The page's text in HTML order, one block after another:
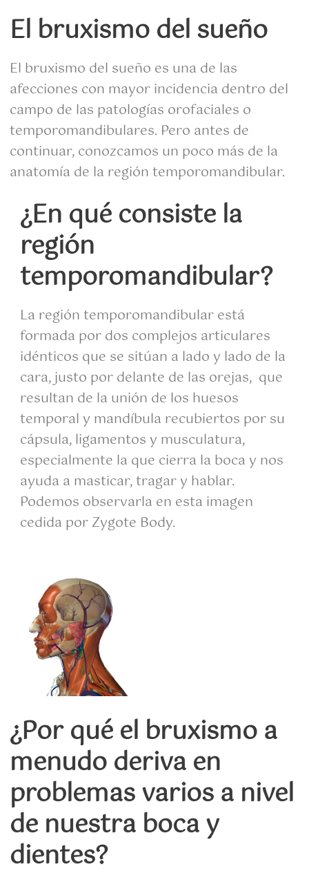
El bruxismo del sueño
El bruxismo del sueño es una de las
afecciones con mayor incidencia dentro del
campo de las patologías orofaciales o
temporomandibulares. Pero antes de
continuar, conozcamos un poco más de la
anatomía de la región temporomandibular.
¿En qué consiste la
región
temporomandibular?
La región temporomandibular está
formada por dos complejos articulares
idénticos que se sitúan a lado y lado de la
cara, justo por delante de las orejas, que
resultan de la unión de los huesos
temporal y mandíbula recubiertos por su
cápsula, ligamentos y musculatura,
especialmente la que cierra la boca y nos
ayuda a masticar, tragar y hablar.
Podemos observarla en esta imagen
cedida por Zygote Body.
¿Por qué el bruxismo a
menudo deriva en
problemas varios a nivel
de nuestra boca y
dientes?